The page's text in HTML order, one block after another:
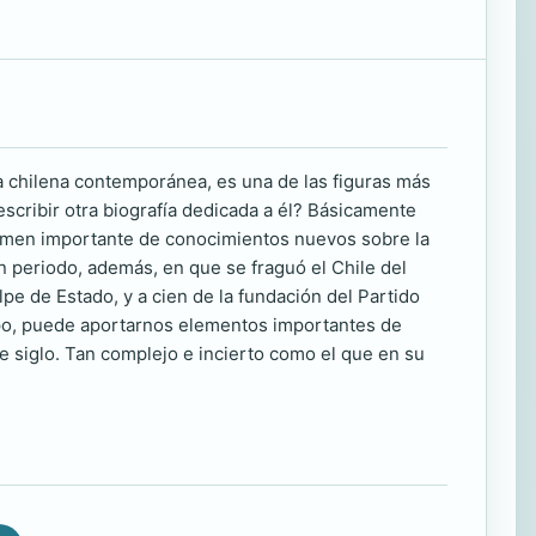
contemporánea, es una de las figuras más
otra biografía dedicada a él? Básicamente
importante de conocimientos nuevos sobre la
además, en que se fraguó el Chile del
de Estado, y a cien de la fundación del Partido
puede aportarnos elementos importantes de
Tan complejo e incierto como el que en su